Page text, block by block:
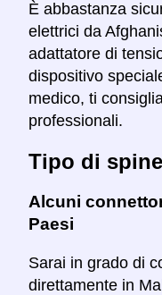
È abbastanza
elettrici da
adattatore di
dispositivo
medico, ti
professionali.
Tipo di spine
Alcuni
Paesi
Sarai in grado di
direttamente in